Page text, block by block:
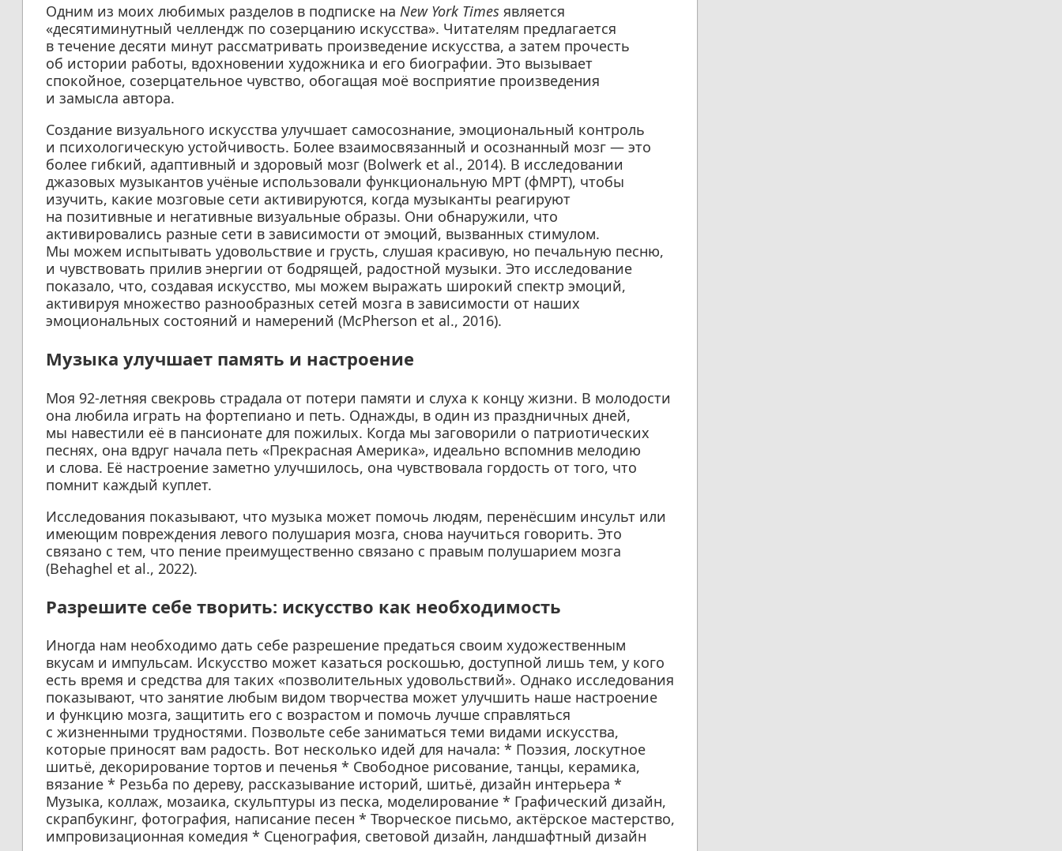
Одним из моих любимых разделов в подписке на New York Timesявляется
«десятиминутный челлендж по созерцанию искусства». Читателям предлагается
в течение десяти минут рассматривать произведение искусства, а затем прочесть
об истории работы, вдохновении художника и его биографии. Это вызывает
спокойное, созерцательное чувство, обогащая моё восприятие произведения
и замысла автора.
Создание визуального искусства улучшает самосознание, эмоциональный контроль
и психологическую устойчивость. Более взаимосвязанный и осознанный мозг — это
более гибкий, адаптивный и здоровый мозг (Bolwerk et al., 2014). В исследовании
джазовых музыкантов учёные использовали функциональную МРТ (фМРТ), чтобы
изучить, какие мозговые сети активируются, когда музыканты реагируют
на позитивные и негативные визуальные образы. Они обнаружили, что
активировались разные сети в зависимости от эмоций, вызванных стимулом.
Мы можем испытывать удовольствие и грусть, слушая красивую, но печальную песню,
и чувствовать прилив энергии от бодрящей, радостной музыки. Это исследование
показало, что, создавая искусство, мы можем выражать широкий спектр эмоций,
активируя множество разнообразных сетей мозга в зависимости от наших
эмоциональных состояний и намерений (McPherson et al., 2016).
Музыка улучшает память и настроение
Моя 92-летняя свекровь страдала от потери памяти и слуха к концу жизни. В молодости
она любила играть на фортепиано и петь. Однажды, в один из праздничных дней,
мы навестили её в пансионате для пожилых. Когда мы заговорили о патриотических
песнях, она вдруг начала петь «Прекрасная Америка», идеально вспомнив мелодию
и слова. Её настроение заметно улучшилось, она чувствовала гордость от того, что
помнит каждый куплет.
Исследования показывают, что музыка может помочь людям, перенёсшим инсульт или
имеющим повреждения левого полушария мозга, снова научиться говорить. Это
связано с тем, что пение преимущественно связано с правым полушарием мозга
(Behaghel et al., 2022).
Разрешите себе творить: искусство как необходимость
Иногда нам необходимо дать себе разрешение предаться своим художественным
вкусам и импульсам. Искусство может казаться роскошью, доступной лишь тем, у кого
есть время и средства для таких «позволительных удовольствий». Однако исследования
показывают, что занятие любым видом творчества может улучшить наше настроение
и функцию мозга, защитить его с возрастом и помочь лучше справляться
с жизненными трудностями. Позвольте себе заниматься теми видами искусства,
которые приносят вам радость. Вот несколько идей для начала: * Поэзия, лоскутное
шитьё, декорирование тортов и печенья * Свободное рисование, танцы, керамика,
вязание * Резьба по дереву, рассказывание историй, шитьё, дизайн интерьера *
Музыка, коллаж, мозаика, скульптуры из песка, моделирование * Графический дизайн,
скрапбукинг, фотография, написание песен * Творческое письмо, актёрское мастерство,
импровизационная комедия * Сценография, световой дизайн, ландшафтный дизайн